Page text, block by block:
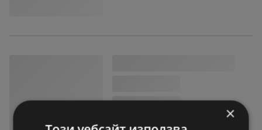
×